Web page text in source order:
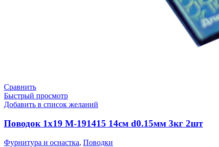
Сравнить
Быстрый просмотр
Добавить в список желаний
Поводок 1х19 M-191415 14см d0.15мм 3кг 2шт
Фурнитура и оснастка, Поводки